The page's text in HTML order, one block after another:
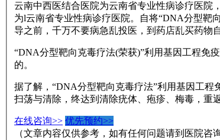
云南中西医结合医院为云南省专业性病诊疗医院
为l云南省专业性病诊疗医院。自将“DNA分型靶
导之前，千万不要病急乱投医，到药店乱买药物
“DNA分型靶向克毒疗法(荣获)”利用基因工程免
的。
据了解，“DNA分型靶向克毒疗法”利用基因工
扫荡与清除，终达到清除疣体、疱疹、梅毒，重
在线咨询>> 优先预约>>
（文章内容仅供参考，如有任何问题请到医院咨